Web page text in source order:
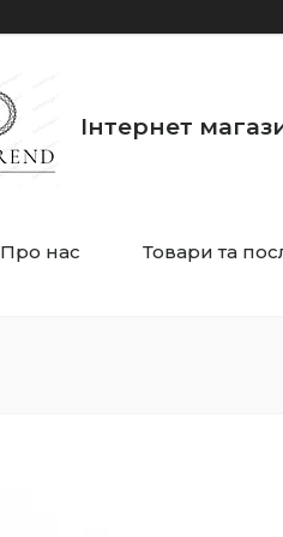
Інтернет
Про нас Товари та